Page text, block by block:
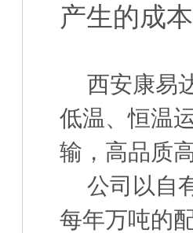
产生的成
西安康易
低温、恒温
输，高品质
公司以自
每年万吨的